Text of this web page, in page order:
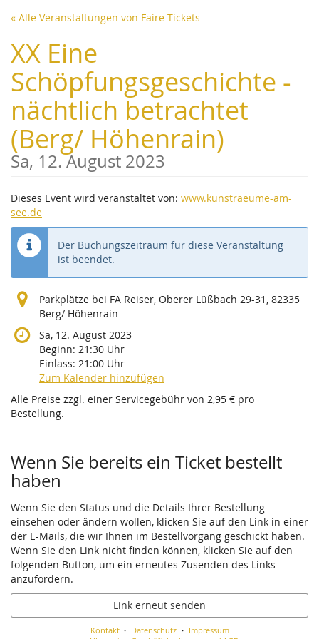
Zum
Inhalt
springen
« Alle Veranstaltungen von Faire Tickets
XX Eine
Schöpfungsgeschichte -
nächtlich betrachtet
(Berg/ Höhenrain)
Sa, 12. August 2023
Dieses Event wird veranstaltet von: www.kunstraeume-am-
see.de
Der Buchungszeitraum für diese Veranstaltung
ist beendet.
Parkplätze bei FA Reiser, Oberer Lüßbach 29-31, 82335
Berg/ Höhenrain
Sa, 12. August 2023
Beginn: 21:30 Uhr
Einlass: 21:00 Uhr
Zum Kalender hinzufügen
Alle Preise zzgl. einer Servicegebühr von 2,95 € pro
Bestellung.
Wenn Sie bereits ein Ticket bestellt
haben
Wenn Sie den Status und die Details Ihrer Bestellung
einsehen oder ändern wollen, klicken Sie auf den Link in einer
der E-Mails, die wir Ihnen im Bestellvorgang geschickt haben.
Wenn Sie den Link nicht finden können, klicken Sie auf den
folgenden Button, um ein erneutes Zusenden des Links
anzufordern.
Link erneut senden
Kontakt Datenschutz
Impressum